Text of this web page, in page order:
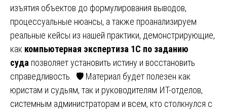
изъятия объектов до формулирования выводов,
процессуальные нюансы, а также проанализируем
реальные кейсы из нашей практики, демонстрирующие,
как компьютерная экспертиза 1С по заданию
суда позволяет установить истину и восстановить
справедливость. 🛡️ Материал будет полезен как
юристам и судьям, так и руководителям ИТ-отделов,
системным администраторам и всем, кто столкнулся с